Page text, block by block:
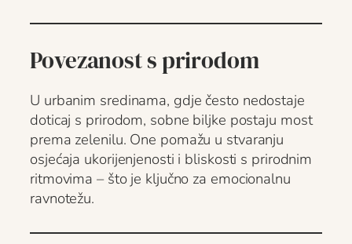
Povezanost s prirodom
U urbanim sredinama, gdje često nedostaje
doticaj s prirodom, sobne biljke postaju most
prema zelenilu. One pomažu u stvaranju
osjećaja ukorijenjenosti i bliskosti s prirodnim
ritmovima – što je ključno za emocionalnu
ravnotežu.